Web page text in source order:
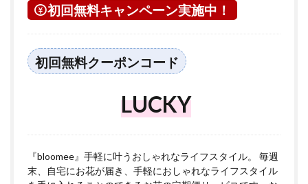
初回無料キャンペーン実施中！
初回無料クーポンコード
LUCKY
『bloomee』手軽に叶うおしゃれなライフスタイル。 毎週
末、自宅にお花が届き、手軽におしゃれなライフスタイル